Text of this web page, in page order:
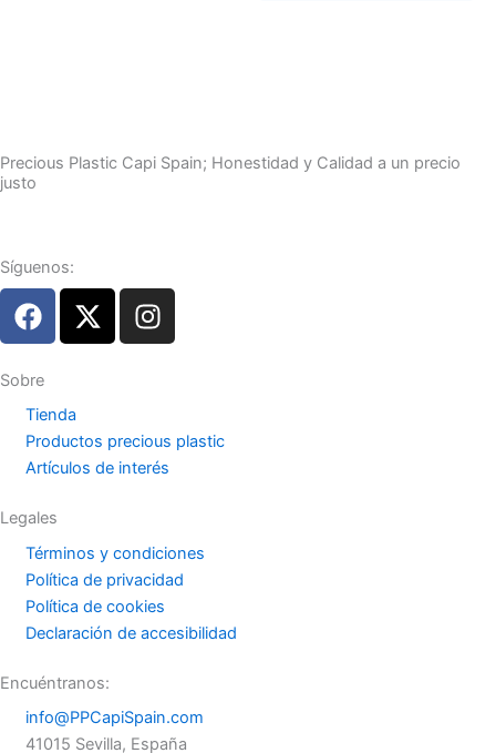
Precious Plastic Capi Spain; Honestidad y Calidad a un precio
justo
Síguenos:
F
a
e
b
o
o
X
-
t
t
I
n
g
r
Sobre
Tienda
Productos precious plastic
Artículos de interés
Legales
Términos y condiciones
Política de privacidad
Política de cookies
Declaración de accesibilidad
Encuéntranos:
info@PPCapiSpain.com
41015 Sevilla, España